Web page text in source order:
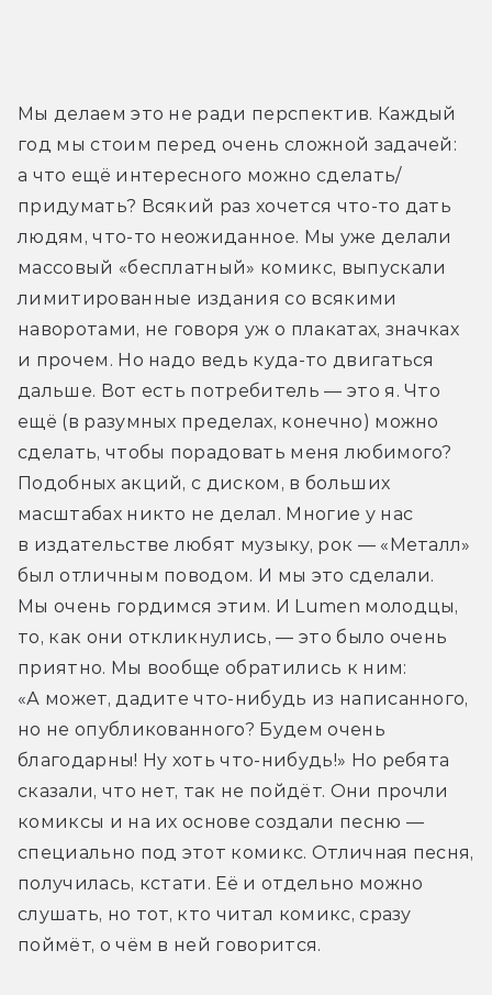
Мы делаем это не ради перспектив. Каждый
год мы стоим перед очень сложной задачей:
а что ещё интересного можно сделать/
придумать? Всякий раз хочется что-то дать
людям, что-то неожиданное. Мы уже делали
массовый «бесплатный» комикс, выпускали
лимитированные издания со всякими
наворотами, не говоря уж о плакатах, значках
и прочем. Но надо ведь куда-то двигаться
дальше. Вот есть потребитель — это я. Что
ещё (в разумных пределах, конечно) можно
сделать, чтобы порадовать меня любимого?
Подобных акций, с диском, в больших
масштабах никто не делал. Многие у нас
в издательстве любят музыку, рок — «Металл»
был отличным поводом. И мы это сделали.
Мы очень гордимся этим. И Lumen молодцы,
то, как они откликнулись, — это было очень
приятно. Мы вообще обратились к ним:
«А может, дадите что-нибудь из написанного,
но не опубликованного? Будем очень
благодарны! Ну хоть что-нибудь!» Но ребята
сказали, что нет, так не пойдёт. Они прочли
комиксы и на их основе создали песню —
специально под этот комикс. Отличная песня,
получилась, кстати. Её и отдельно можно
слушать, но тот, кто читал комикс, сразу
поймёт, о чём в ней говорится.